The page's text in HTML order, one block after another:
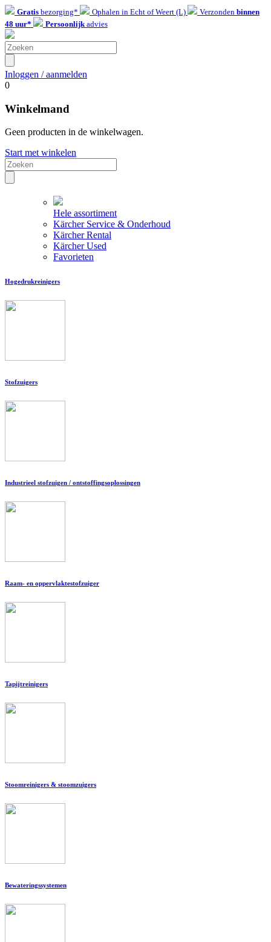
Gratis bezorging* Ophalen in Echt of Weert (L) Verzonden binnen
48 uur*
Persoonlijkadvies
Inloggen / aanmelden
0
Winkelmand
Geen producten in de winkelwagen.
Start met winkelen
Hele assortiment
Kärcher Service & Onderhoud
Kärcher Rental
Kärcher Used
Favorieten
Hogedrukreinigers
Stofzuigers
Industrieel stofzuigen / ontstoffingsoplossingen
Raam- en oppervlaktestofzuiger
Tapijtreinigers
Stoomreinigers & stoomzuigers
Bewateringssystemen